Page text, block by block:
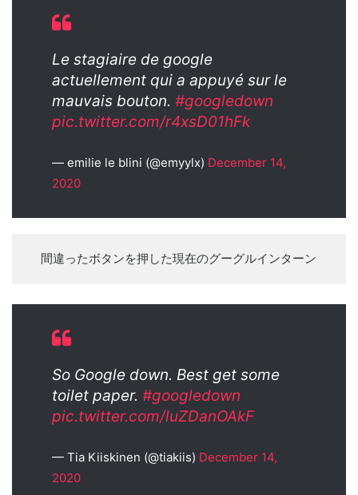
Le stagiaire de google
actuellement qui a appuyé sur le
mauvais bouton. #googledown
pic.twitter.com/r4xsD01hFk
— emilie le blini (@emyylx) December 14,
2020
間違ったボタンを押した現在のグーグルインターン
So Google down. Best get some
toilet paper. #googledown
pic.twitter.com/luZDanOAkF
— Tia Kiiskinen (@tiakiis) December 14,
2020